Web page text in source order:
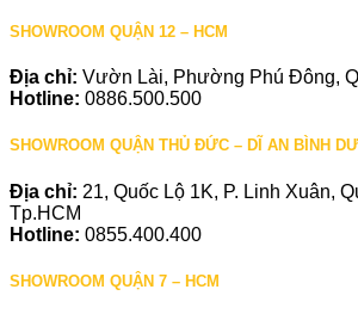
SHOWROOM QUẬN 12 – HCM
Địa chỉ: Vườn Lài, Phường Phú Đông,
Hotline: 0886.500.500
SHOWROOM QUẬN THỦ ĐỨC – DĨ AN BÌNH
Địa chỉ: 21, Quốc Lộ 1K, P. Linh Xuân,
Tp.HCM
Hotline: 0855.400.400
SHOWROOM QUẬN 7 – HCM